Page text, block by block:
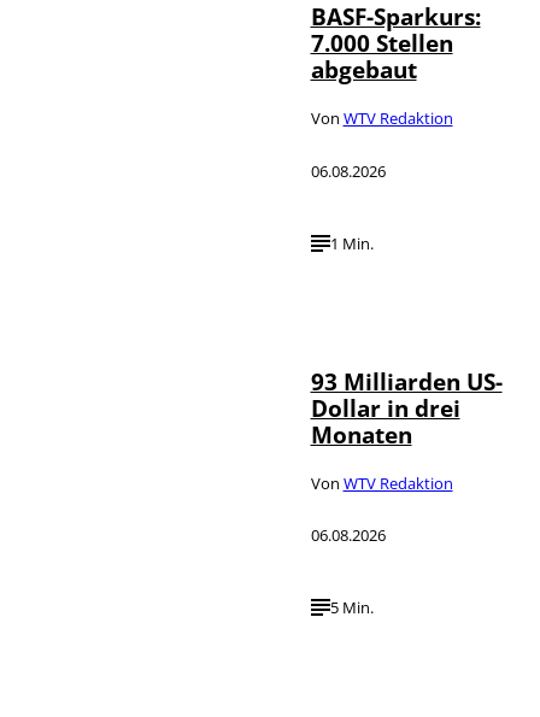
BASF-Sparkurs:
7.000 Stellen
abgebaut
Von WTV Redaktion
06.08.2026
1 Min.
93 Milliarden US-
Dollar in drei
Monaten
Von WTV Redaktion
06.08.2026
5 Min.